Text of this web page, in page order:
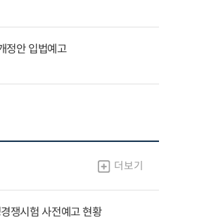
정안 입법예고
더보기
쟁시험 사전예고 현황